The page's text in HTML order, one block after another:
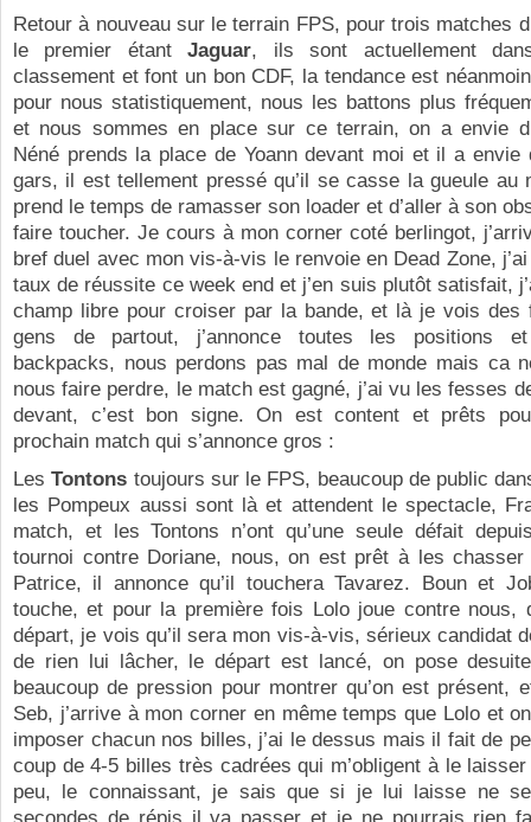
Retour à nouveau sur le terrain FPS, pour trois matches
le premier étantJaguar, ils sont actuellement
classement et font un bon CDF, la tendance est
pour nous statistiquement, nous les battons plus
et nous sommes en place sur ce terrain, on a envie
Néné prends la place de Yoann devant moi et il a envie
gars, il est tellement pressé qu’il se casse la gueule au
prend le temps de ramasser son loader et d’aller à son
faire toucher. Je cours à mon corner coté berlingot,
bref duel avec mon vis-à-vis le renvoie en Dead Zone,
taux de réussite ce week end et j’en suis plutôt satisfait,
champ libre pour croiser par la bande, et là je vois des
gens de partout, j’annonce toutes les positions
backpacks, nous perdons pas mal de monde mais ca
nous faire perdre, le match est gagné, j’ai vu les fesses
devant, c’est bon signe. On est content et prêts
prochain match qui s’annonce gros :
LesTontons toujours sur le FPS, beaucoup de public
les Pompeux aussi sont là et attendent le spectacle,
match, et les Tontons n’ont qu’une seule défait
tournoi contre Doriane, nous, on est prêt à les
Patrice, il annonce qu’il touchera Tavarez. Boun et
touche, et pour la première fois Lolo joue contre nous,
départ, je vois qu’il sera mon vis-à-vis, sérieux candidat
de rien lui lâcher, le départ est lancé, on pose
beaucoup de pression pour montrer qu’on est présent,
Seb, j’arrive à mon corner en même temps que Lolo et
imposer chacun nos billes, j’ai le dessus mais il fait de
coup de 4-5 billes très cadrées qui m’obligent à le
peu, le connaissant, je sais que si je lui laisse ne